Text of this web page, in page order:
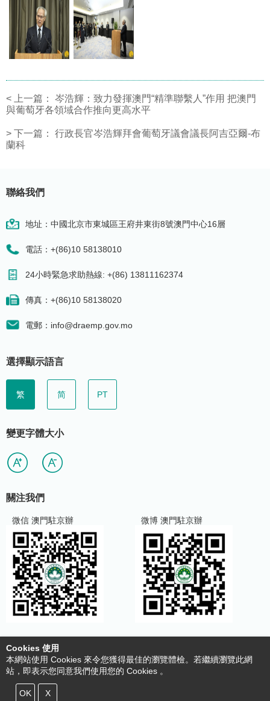
< 上一篇：
岑浩輝：致力發揮澳門“精準聯繫人”作用 把澳門
與葡萄牙各領域合作推向更高水平
> 下一篇：
行政長官岑浩輝拜會葡萄牙議會議長阿吉亞爾-布
蘭科
聯絡我們
地址：中國北京市東城區王府井東街8號澳門中心16層
電話：+(86)10 58138010
24小時緊急求助熱線: +(86) 13811162374
傳真：+(86)10 58138020
電郵：info@draemp.gov.mo
選擇顯示語言
繁 简 PT
變更字體大小
關注我們
微信 澳門駐京辦 微博 澳門駐京辦
收集個人資料聲明
cookies策略
© Copyright 2020 澳門特別行政區駐北京辦事處 All Rights
Cookies 使用
本網站使用 Cookies 來令您獲得最佳的瀏覽體檢。若繼續瀏覽此網
站，即表示您同意我們使用您的 Cookies 。
OK X